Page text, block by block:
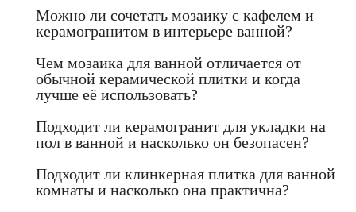
Можно ли сочетать мозаику с кафелем и
керамогранитом в интерьере ванной?
Чем мозаика для ванной отличается от
обычной керамической плитки и когда
лучше её использовать?
Подходит ли керамогранит для укладки на
пол в ванной и насколько он безопасен?
Подходит ли клинкерная плитка для ванной
комнаты и насколько она практична?